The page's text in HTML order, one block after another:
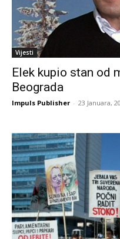
Vijesti
Elek kupio stan od
Beograda
Impuls Publisher - 23 Januara,